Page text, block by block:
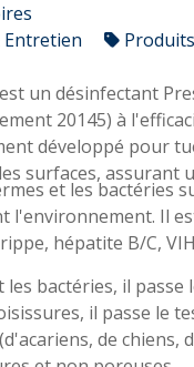
un désinfectant
20145) à
développé pour
surfaces, assurant
et les bactéries
l'environnement. Il
hépatite B/C,
bactéries, il passe
il passe le
de chiens,